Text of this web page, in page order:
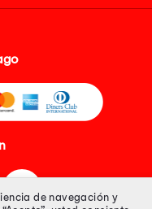
de navegación y